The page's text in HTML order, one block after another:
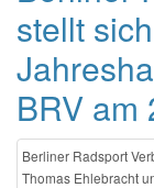
stellt
BRV am
Berliner Radsport
Thomas Ehlebracht